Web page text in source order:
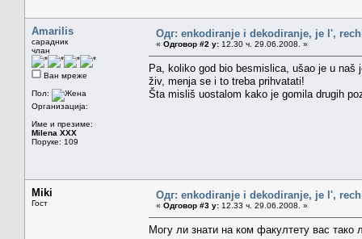
Amarilis
сарадник
члан
Ван мреже
Пол:
Организација:
Име и презиме:
Milena XXX
Поруке: 109
Одг: enkodiranje i dekodiranje, je l',
« Одговор #2 у: 12.30 ч. 29.06.2008. »
Pa, koliko god bio besmislica, ušao je u
živ, menja se i to treba prihvatati!
Šta misliš uostalom kako je gomila drugih
Miki
Гост
Одг: enkodiranje i dekodiranje, je l',
« Одговор #3 у: 12.33 ч. 29.06.2008. »
Могу ли знати на ком факултету вас тако